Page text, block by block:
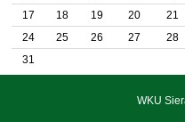
17
18 19 20
21
24
25 26 27
28
31
WKU